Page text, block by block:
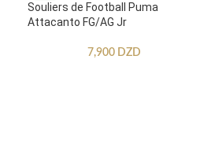
Souliers de Football Puma
Attacanto FG/AG Jr
7,900 DZD